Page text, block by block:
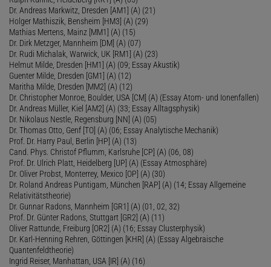
Dr. Andreas Markwitz, Dresden [AM1] (A) (21)
Holger Mathiszik, Bensheim [HM3] (A) (29)
Mathias Mertens, Mainz [MM1] (A) (15)
Dr. Dirk Metzger, Mannheim [DM] (A) (07)
Dr. Rudi Michalak, Warwick, UK [RM1] (A) (23)
Helmut Milde, Dresden [HM1] (A) (09; Essay Akustik)
Guenter Milde, Dresden [GM1] (A) (12)
Maritha Milde, Dresden [MM2] (A) (12)
Dr. Christopher Monroe, Boulder, USA [CM] (A) (Essay Atom- und Ionenfallen)
Dr. Andreas Müller, Kiel [AM2] (A) (33; Essay Alltagsphysik)
Dr. Nikolaus Nestle, Regensburg [NN] (A) (05)
Dr. Thomas Otto, Genf [TO] (A) (06; Essay Analytische Mechanik)
Prof. Dr. Harry Paul, Berlin [HP] (A) (13)
Cand. Phys. Christof Pflumm, Karlsruhe [CP] (A) (06, 08)
Prof. Dr. Ulrich Platt, Heidelberg [UP] (A) (Essay Atmosphäre)
Dr. Oliver Probst, Monterrey, Mexico [OP] (A) (30)
Dr. Roland Andreas Puntigam, München [RAP] (A) (14; Essay Allgemeine
Relativitätstheorie)
Dr. Gunnar Radons, Mannheim [GR1] (A) (01, 02, 32)
Prof. Dr. Günter Radons, Stuttgart [GR2] (A) (11)
Oliver Rattunde, Freiburg [OR2] (A) (16; Essay Clusterphysik)
Dr. Karl-Henning Rehren, Göttingen [KHR] (A) (Essay Algebraische
Quantenfeldtheorie)
Ingrid Reiser, Manhattan, USA [IR] (A) (16)